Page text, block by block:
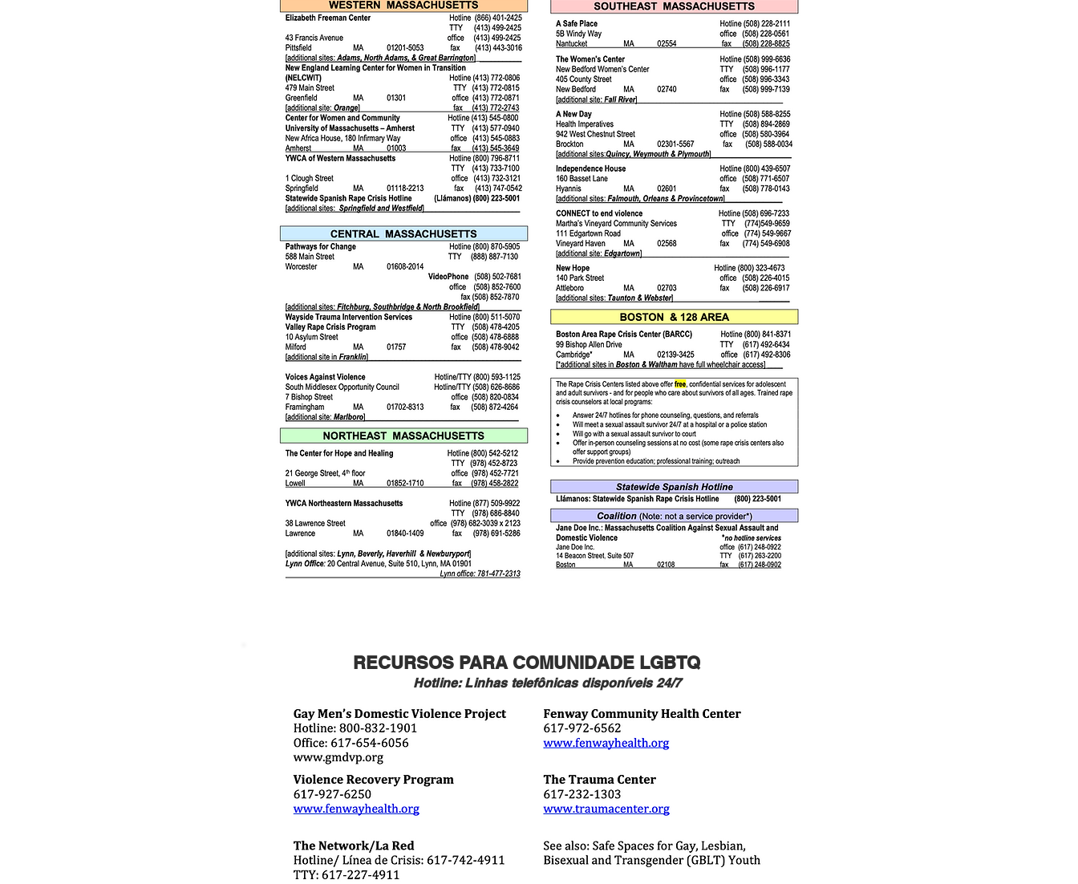
RECURSOS PARA COMUNIDADE LGBTQ
Hotline: Linhas telefônicas disponíveis24/7